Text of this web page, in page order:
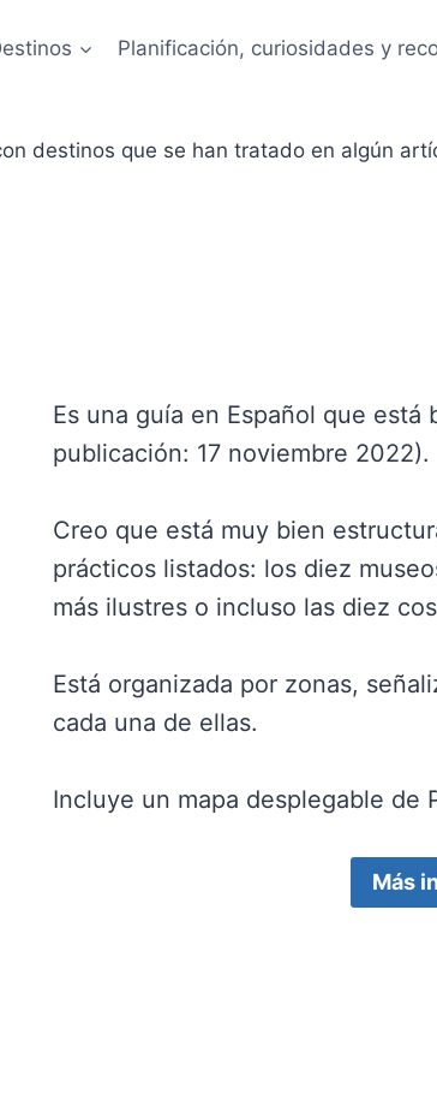
Planificación, curiosidades y
destinos que se han tratado en algún
Es una guía en Español que
publicación: 17 noviembre 2022).
Creo que está muy bien
prácticos listados: los diez
más ilustres o incluso las diez
Está organizada por zonas,
cada una de ellas.
Incluye un mapa desplegable de
Más